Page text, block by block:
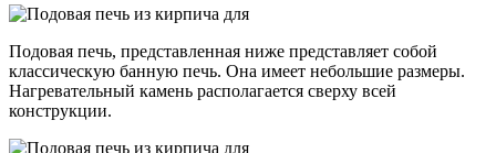
Подовая печь, представленная ниже представляет собой
классическую банную печь. Она имеет небольшие размеры.
Нагревательный камень располагается сверху всей
конструкции.